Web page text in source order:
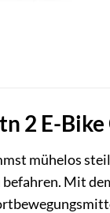
2 E-Bike
mühelos
Mit